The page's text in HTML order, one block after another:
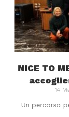
NICE TO
14
Un percorso